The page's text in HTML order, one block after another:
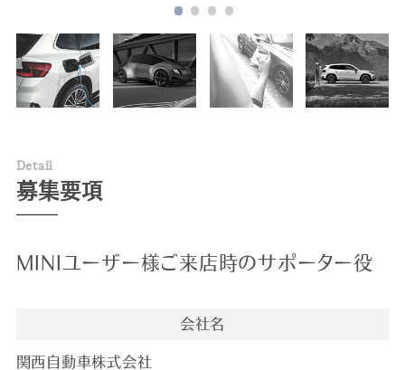
Detail
募集要項
MINIユーザー様ご来店時のサポーター役
会社名
関西自動車株式会社